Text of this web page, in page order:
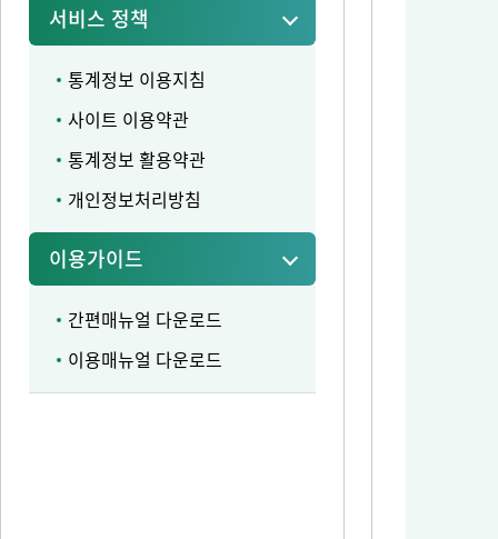
서비스 정책
통계정보 이용지침
사이트 이용약관
통계정보 활용약관
개인정보처리방침
이용가이드
간편매뉴얼 다운로드
이용매뉴얼 다운로드